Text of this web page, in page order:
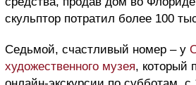
скульптор потратил более 100
Седьмой, счастливый номер – у
художественного музея, который